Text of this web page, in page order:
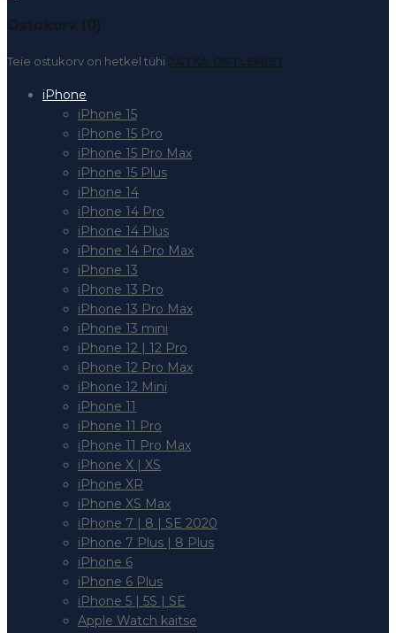
Ostukorv (0)
Teie ostukorv on hetkel tühi JÄTKA OSTLEMIST
iPhone
iPhone 15
iPhone 15 Pro
iPhone 15 Pro Max
iPhone 15 Plus
iPhone 14
iPhone 14 Pro
iPhone 14 Plus
iPhone 14 Pro Max
iPhone 13
iPhone 13 Pro
iPhone 13 Pro Max
iPhone 13 mini
iPhone 12 | 12 Pro
iPhone 12 Pro Max
iPhone 12 Mini
iPhone 11
iPhone 11 Pro
iPhone 11 Pro Max
iPhone X | XS
iPhone XR
iPhone XS Max
iPhone 7 | 8 | SE 2020
iPhone 7 Plus | 8 Plus
iPhone 6
iPhone 6 Plus
iPhone 5 | 5S | SE
Apple Watch kaitse